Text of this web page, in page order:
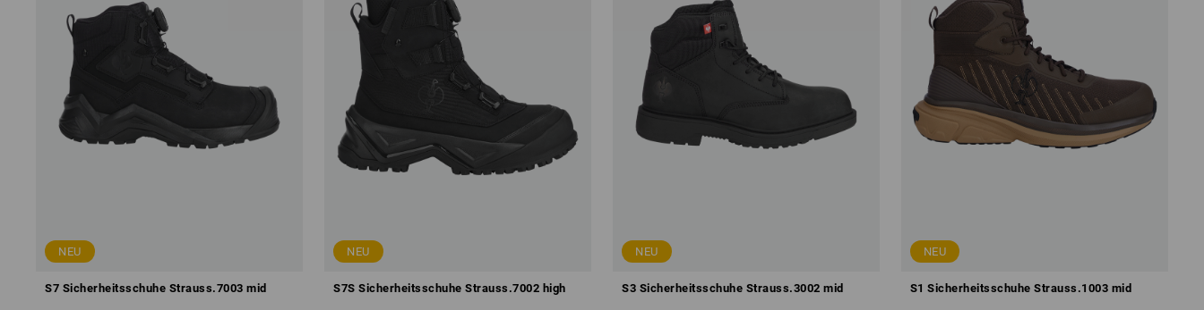
NEU
S7 Sicherheitsschuhe Strauss.7003 mid
NEU
S7S Sicherheitsschuhe Strauss.7002 high
NEU
S3 Sicherheitsschuhe Strauss.3002 mid
NEU
S1 Sicherheitsschuhe Strauss.1003 mid